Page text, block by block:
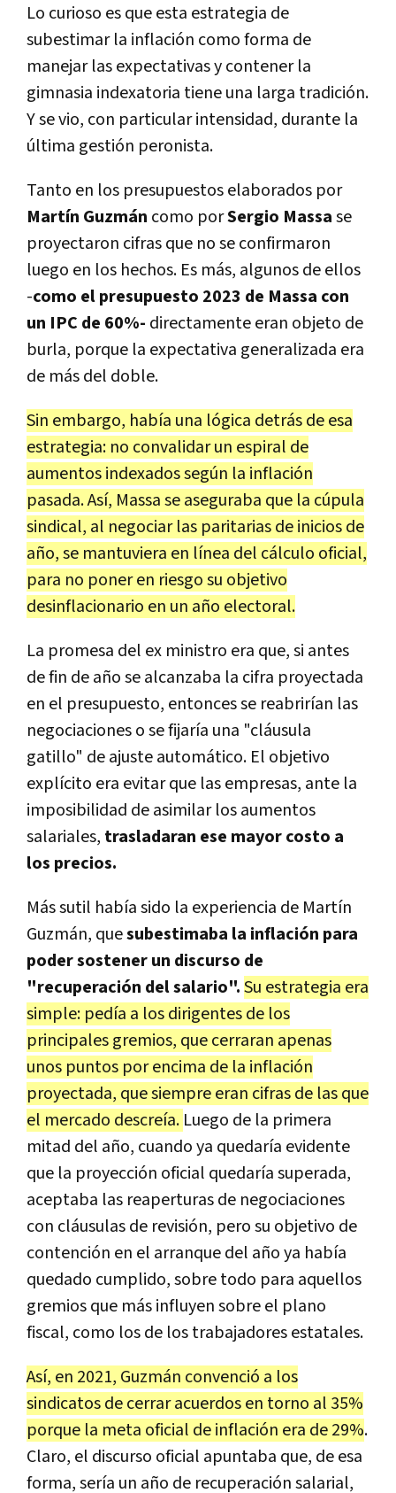
Lo curioso es que esta estrategia de
subestimar la inflación como forma de
manejar las expectativas y contener la
gimnasia indexatoria tiene una larga tradición.
Y se vio, con particular intensidad, durante la
última gestión peronista.
Tanto en los presupuestos elaborados por
Martín Guzmán como porSergio Massase
proyectaron cifras que no se confirmaron
luego en los hechos. Es más, algunos de ellos
-como el presupuesto 2023 de Massa con
un IPC de 60%- directamente eran objeto de
burla, porque la expectativa generalizada era
de más del doble.
Sin embargo, había una lógica detrás de esa
estrategia: no convalidar un espiral de
aumentos indexados según la inflación
pasada. Así, Massa se aseguraba que la cúpula
sindical, al negociar las paritarias de inicios de
año, se mantuviera en línea del cálculo oficial,
para no poner en riesgo su objetivo
desinflacionario en un año electoral.
La promesa del ex ministro era que, si antes
de fin de año se alcanzaba la cifra proyectada
en el presupuesto, entonces se reabrirían las
negociaciones o se fijaría una "cláusula
gatillo" de ajuste automático. El objetivo
explícito era evitar que las empresas, ante la
imposibilidad de asimilar los aumentos
salariales, trasladaran ese mayor costo a
los precios.
Más sutil había sido la experiencia de Martín
Guzmán, quesubestimaba la inflación para
poder sostener un discurso de
"recuperación del salario".Su estrategia era
simple: pedía a los dirigentes de los
principales gremios, que cerraran apenas
unos puntos por encima de la inflación
proyectada, que siempre eran cifras de las que
el mercado descreía. Luego de la primera
mitad del año, cuando ya quedaría evidente
que la proyección oficial quedaría superada,
aceptaba las reaperturas de negociaciones
con cláusulas de revisión, pero su objetivo de
contención en el arranque del año ya había
quedado cumplido, sobre todo para aquellos
gremios que más influyen sobre el plano
fiscal, como los de los trabajadores estatales.
Así, en 2021, Guzmán convenció a los
sindicatos de cerrar acuerdos en torno al 35%
porque la meta oficial de inflación era de 29%.
Claro, el discurso oficial apuntaba que, de esa
forma, sería un año de recuperación salarial,